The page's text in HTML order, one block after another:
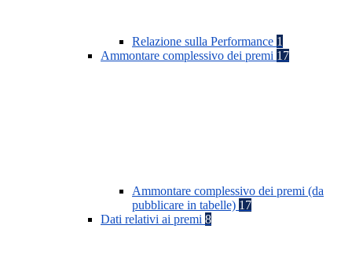
Relazione sulla Performance 1
Ammontare complessivo dei premi 17
Ammontare complessivo dei premi (da
pubblicare in tabelle) 17
Dati relativi ai premi 8